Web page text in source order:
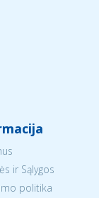
ir Sąlygos
politika